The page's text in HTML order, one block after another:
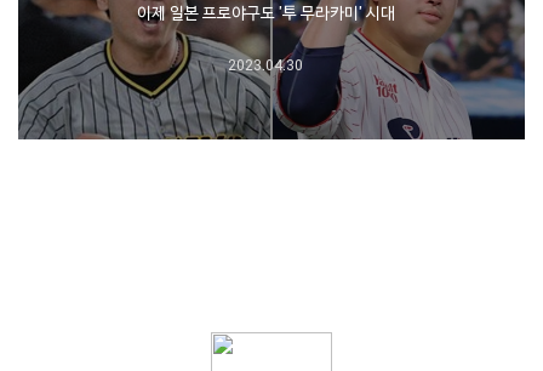
이제 일본 프로야구도 '투 무라카미' 시대
2023.04.30